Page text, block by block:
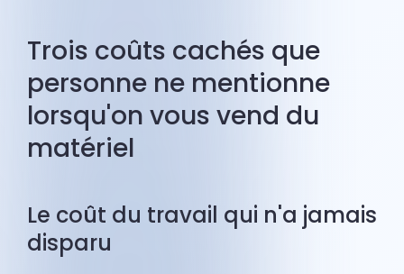
Trois coûts cachés que
personne ne mentionne
lorsqu'on vous vend du
matériel
Le coût du travail qui n'a jamais
disparu